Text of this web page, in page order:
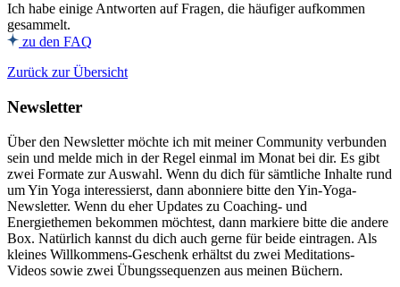
Ich habe einige Antworten auf Fragen, die häufiger aufkommen
gesammelt.
zu den FAQ
Zurück zur Übersicht
Newsletter
Über den Newsletter möchte ich mit meiner Community verbunden
sein und melde mich in der Regel einmal im Monat bei dir. Es gibt
zwei Formate zur Auswahl. Wenn du dich für sämtliche Inhalte rund
um Yin Yoga interessierst, dann abonniere bitte den Yin-Yoga-
Newsletter. Wenn du eher Updates zu Coaching- und
Energiethemen bekommen möchtest, dann markiere bitte die andere
Box. Natürlich kannst du dich auch gerne für beide eintragen. Als
kleines Willkommens-Geschenk erhältst du zwei Meditations-
Videos sowie zwei Übungssequenzen aus meinen Büchern.